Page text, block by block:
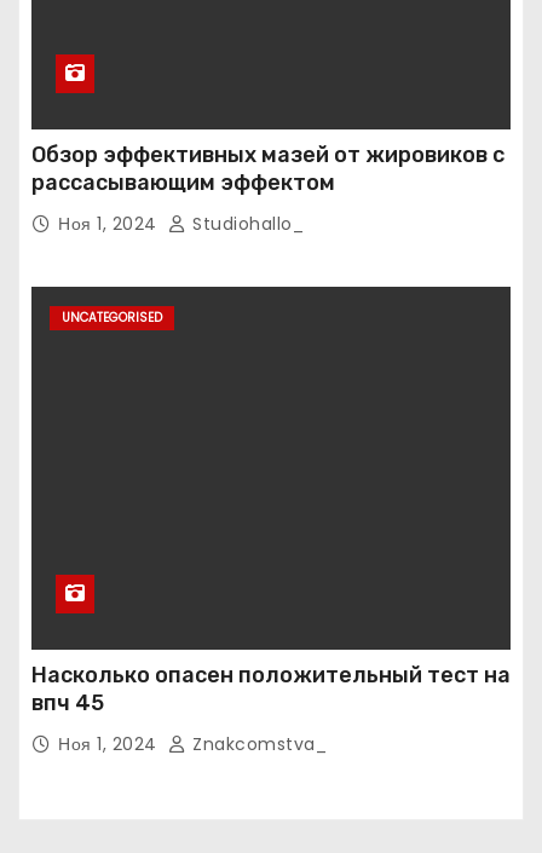
Обзор эффективных мазей от жировиков с
рассасывающим эффектом
Ноя 1, 2024 Studiohallo_
UNCATEGORISED
Насколько опасен положительный тест на
впч 45
Ноя 1, 2024 Znakcomstva_